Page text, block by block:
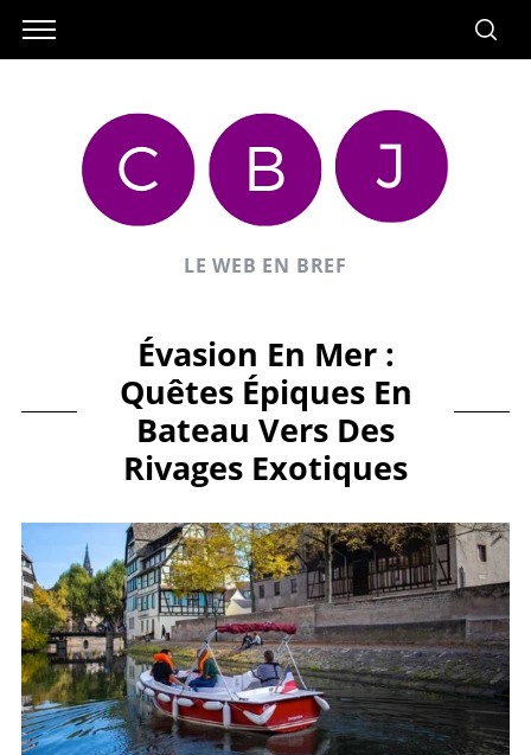
LE WEB EN BREF
Évasion En Mer :
Quêtes Épiques En
Bateau Vers Des
Rivages Exotiques